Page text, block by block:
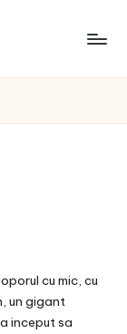
cu mic, cu
un gigant
inceput sa